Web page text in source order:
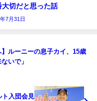
大切だと思った話
7月31日
ルーニーの息子カイ、15歳
いで」
ト入団会見